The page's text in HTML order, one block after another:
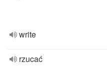
write
rzucać